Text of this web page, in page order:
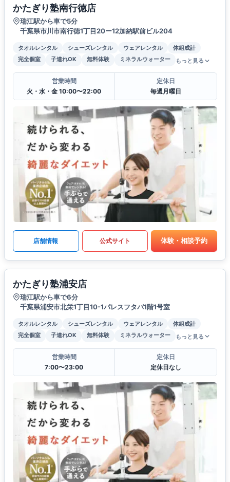
かたぎり塾南行徳店
瑞江駅から車で5分
千葉県市川市南行徳1丁目20ー12加納駅前ビル204
タオルレンタル シューズレンタル ウェアレンタル
体組成計
完全個室
子連れOK 無料体験 ミネラルウォーター もっと見る
営業時間
火・水・金 10:00〜22:00
定休日
毎週月曜日
店舗情報 公式サイト 体験・相談予約
かたぎり塾浦安店
瑞江駅から車で6分
千葉県浦安市北栄1丁目10-1パレスフタバ1階1号室
タオルレンタル シューズレンタル ウェアレンタル
体組成計
完全個室
子連れOK 無料体験 ミネラルウォーター もっと見る
営業時間
7:00〜23:00
定休日
定休日なし